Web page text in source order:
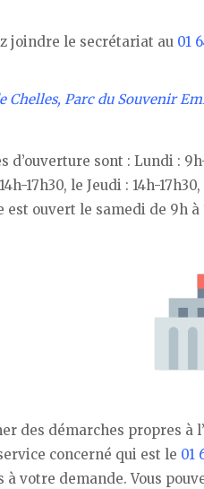
joindre le secrétariat au 01
Chelles, Parc du Souvenir
d’ouverture sont : Lundi :
17h30, le Jeudi : 14h-
est ouvert le samedi de 9h à
des démarches propres à
concerné qui est le 01
à votre demande. Vous